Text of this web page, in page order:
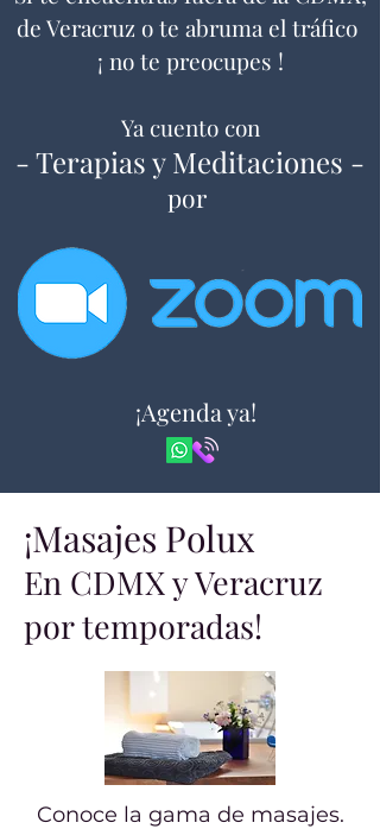
Cuarzos
$850
de Veracruz o te abruma el tráfico
¡ no te preocupes !
Ya cuento con
- Terapias y Meditaciones -
por
¡Agenda ya!
¡Masajes Polux
En CDMX y Veracruz
por temporadas!
Conoce la gama de masajes.